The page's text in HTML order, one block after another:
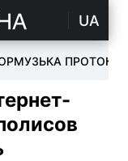
UA
ПРОТОКА